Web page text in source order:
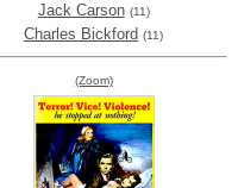
Jack Carson (11)
Charles Bickford (11)
(Zoom)